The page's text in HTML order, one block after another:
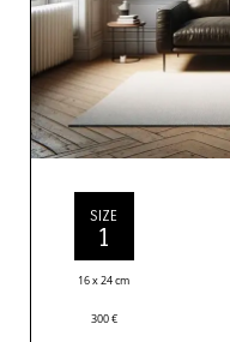
SIZE
1
16 x 24 cm
300€